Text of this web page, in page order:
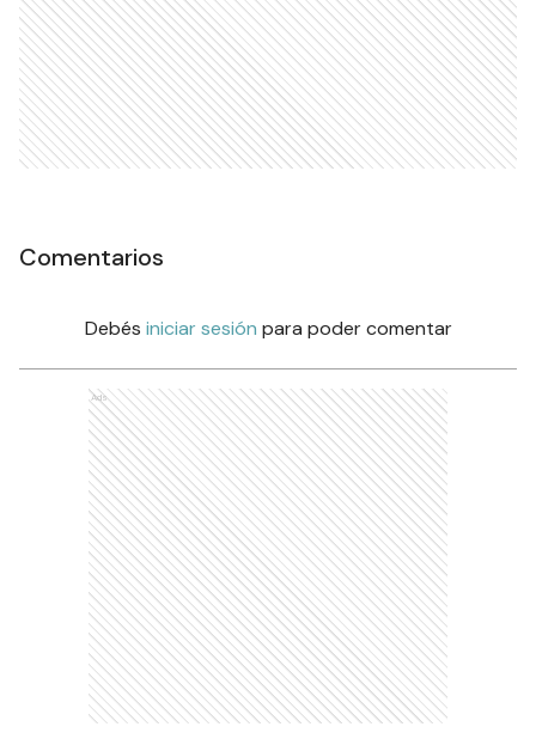
Comentarios
Debés iniciar sesión para poder comentar
Ads